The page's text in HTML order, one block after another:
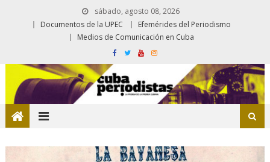
sábado, agosto 08, 2026
Documentos de la UPEC
Efemérides del Periodismo
Medios de Comunicación en Cuba